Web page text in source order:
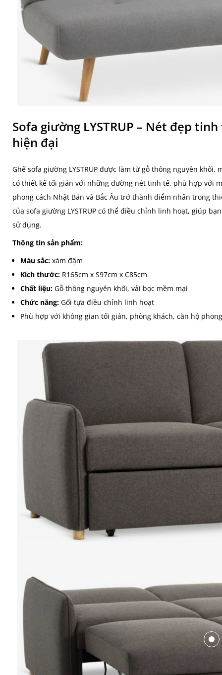
Sofa giường LYSTRUP – Nét đẹp
hiện đại
Ghế sofa giường LYSTRUP được làm từ gỗ thông nguyên
có thiết kế tối giản với những đường nét tinh tế, phù hợp với
phong cách Nhật Bản và Bắc Âu trở thành điểm nhấn trong
của sofa giường LYSTRUP có thể điều chỉnh linh hoạt, giúp
sử dụng.
Thông tin sản phẩm:
Màu sắc: xám đậm
Kích thước: R165cm x S97cm x C85cm
Chất liệu: Gỗ thông nguyên khối, vải bọc mềm mại
Chức năng: Gối tựa điều chỉnh linh hoạt
Phù hợp với không gian tối giản, phòng khách, căn hộ